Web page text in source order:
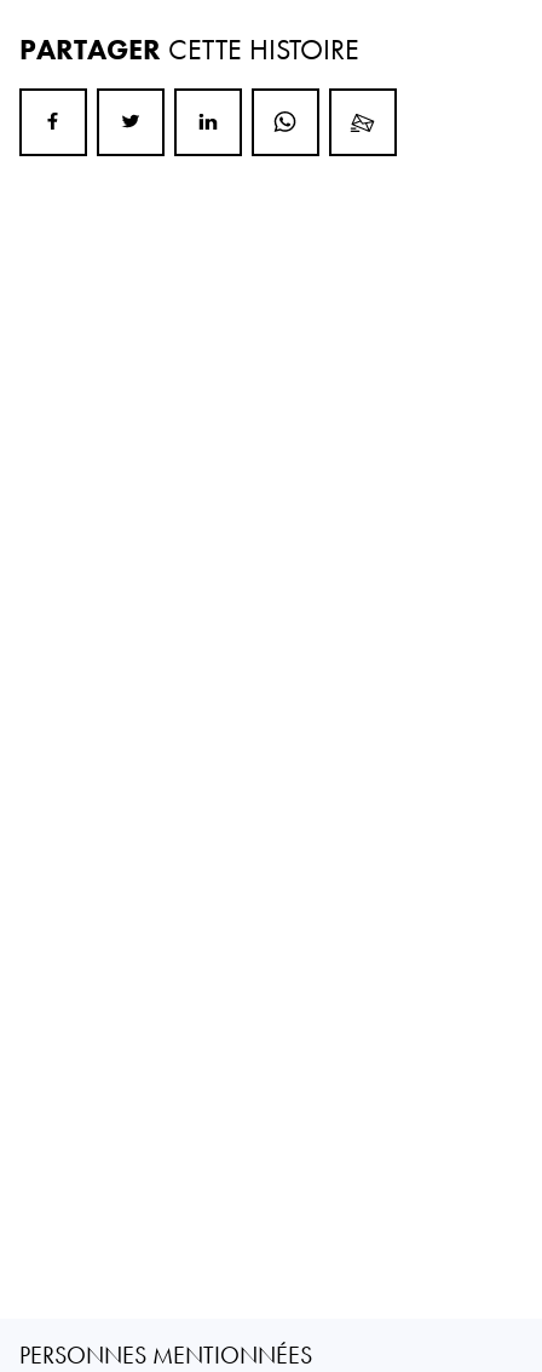
PARTAGER CETTE HISTOIRE
PERSONNES MENTIONNÉES